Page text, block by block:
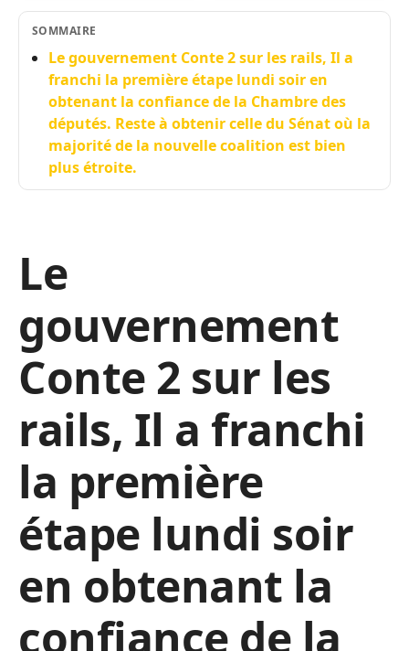
SOMMAIRE
Le gouvernement Conte 2 sur les rails, Il a
franchi la première étape lundi soir en
obtenant la confiance de la Chambre des
députés. Reste à obtenir celle du Sénat où la
majorité de la nouvelle coalition est bien
plus étroite.
Le
gouvernement
Conte 2 sur les
rails, Il a franchi
la première
étape lundi soir
en obtenant la
confiance de la